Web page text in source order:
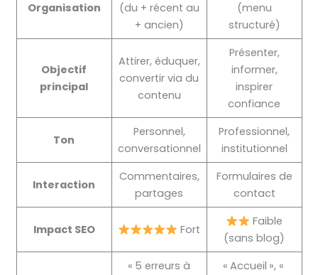
Organisation
(du + récent au
+ ancien)
(menu
structuré)
Objectif
principal
Attirer, éduquer,
convertir via du
contenu
Présenter,
informer,
inspirer
confiance
Ton
Personnel,
conversationnel
Professionnel,
institutionnel
Interaction
Commentaires,
partages
Formulaires de
contact
Impact SEO Fort
Faible
(sans blog)
« 5 erreurs à
« Accueil », «